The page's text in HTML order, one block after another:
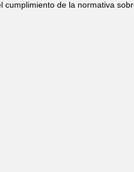
cumplimiento de la normativa